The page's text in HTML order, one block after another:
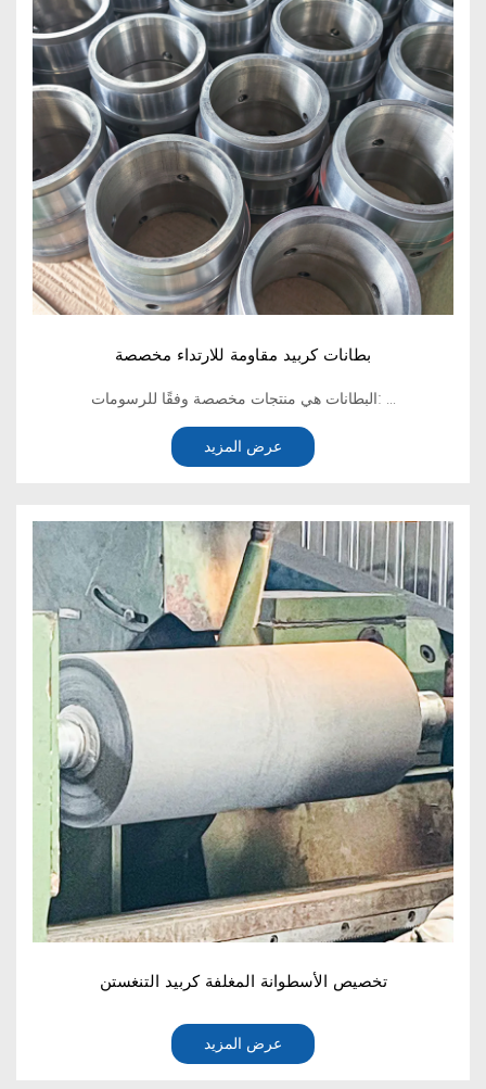
بطانات كربيد مقاومة للارتداء مخصصة
البطانات هي منتجات مخصصة وفقًا للرسومات: ...
عرض المزيد
تخصيص الأسطوانة المغلفة كربيد التنغستن
عرض المزيد